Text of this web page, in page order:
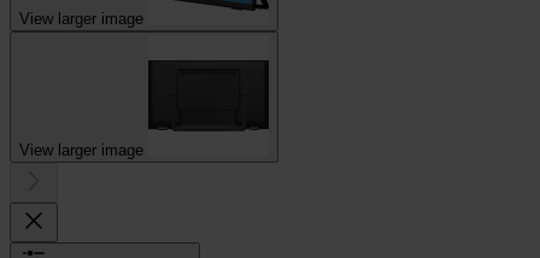
View larger image
View larger image